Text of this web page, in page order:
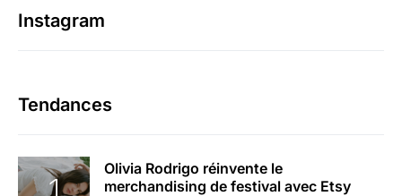
Instagram
Tendances
Olivia Rodrigo réinvente le
merchandising de festival avec Etsy